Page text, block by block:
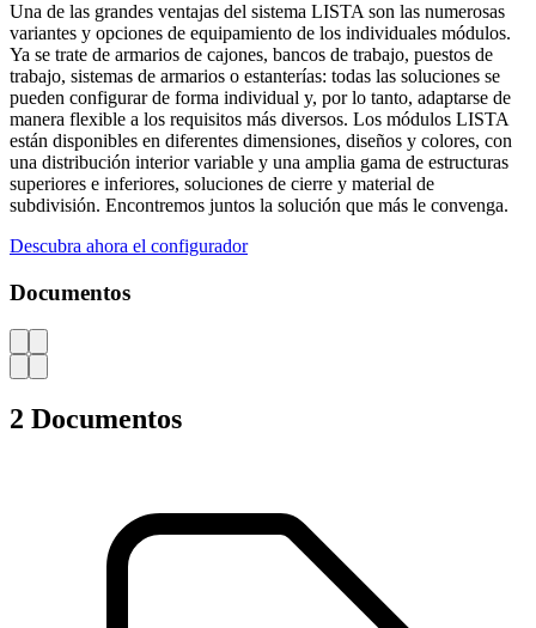
Una de las grandes ventajas del sistema LISTA son las numerosas
variantes y opciones de equipamiento de los individuales módulos.
Ya se trate de armarios de cajones, bancos de trabajo, puestos de
trabajo, sistemas de armarios o estanterías: todas las soluciones se
pueden configurar de forma individual y, por lo tanto, adaptarse de
manera flexible a los requisitos más diversos. Los módulos LISTA
están disponibles en diferentes dimensiones, diseños y colores, con
una distribución interior variable y una amplia gama de estructuras
superiores e inferiores, soluciones de cierre y material de
subdivisión. Encontremos juntos la solución que más le convenga.
Descubra ahora el configurador
Documentos
AZ
2 Documentos